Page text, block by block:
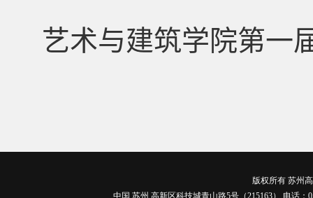
艺术与建筑学院第一
版权所有 苏州
中国 苏州 高新区科技城青山路5号（215163） 电话：